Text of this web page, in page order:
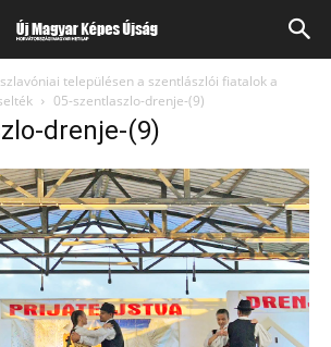
településen a szentlászlói fiatalok a
05-szentlaszlo-drenje-(9)
drenje-(9)